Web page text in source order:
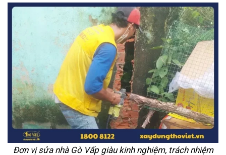
Đơn vị sửa nhà Gò Vấp giàu kinh nghiệm, trách nhiệm